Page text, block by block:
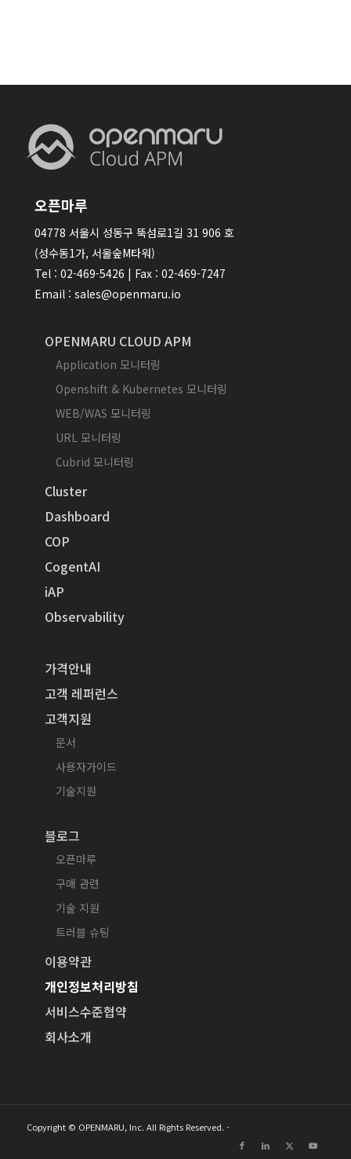
오픈마루
04778 서울시 성동구 뚝섬로1길 31 906 호
(성수동1가, 서울숲M타워)
Tel : 02-469-5426 | Fax : 02-469-7247
Email : sales@openmaru.io
OPENMARU CLOUD APM
Application 모니터링
Openshift & Kubernetes 모니터링
WEB/WAS 모니터링
URL 모니터링
Cubrid 모니터링
Cluster
Dashboard
COP
CogentAI
iAP
Observability
가격안내
고객 레퍼런스
고객지원
문서
사용자가이드
기술지원
블로그
오픈마루
구매 관련
기술 지원
트러블 슈팅
이용약관
개인정보처리방침
서비스수준협약
회사소개
Copyright © OPENMARU, Inc. All Rights Reserved. -